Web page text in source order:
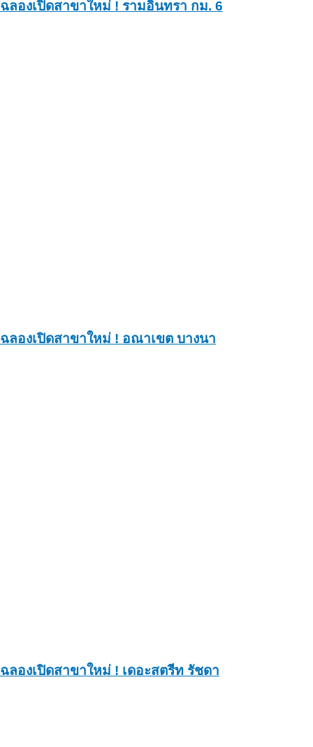
ฉลองเปิดสาขาใหม่ ! รามอินทรา กม. 6
ฉลองเปิดสาขาใหม่ ! อณาเขต บางนา
ฉลองเปิดสาขาใหม่ ! เดอะสตรีท รัชดา